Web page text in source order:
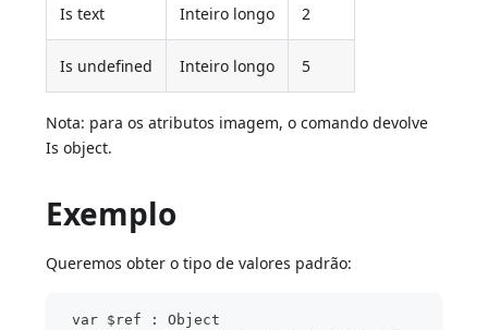
Is text Inteiro longo 2
Is undefined Inteiro longo 5
Nota: para os atributos imagem, o comando devolve
Is object.
Exemplo
Queremos obter o tipo de valores padrão:
var $ref : Object